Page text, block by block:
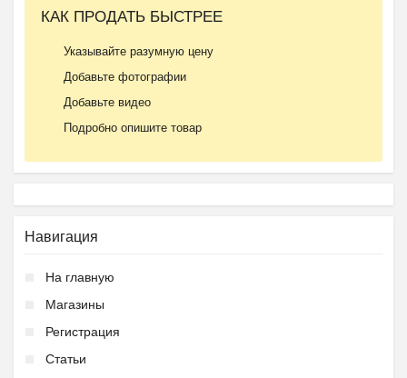
КАК ПРОДАТЬ БЫСТРЕЕ
Указывайте разумную цену
Добавьте фотографии
Добавьте видео
Подробно опишите товар
Навигация
На главную
Магазины
Регистрация
Статьи